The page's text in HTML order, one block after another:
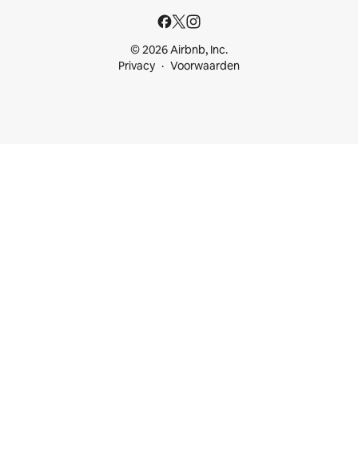
© 2026 Airbnb, Inc.
Privacy
Voorwaarden